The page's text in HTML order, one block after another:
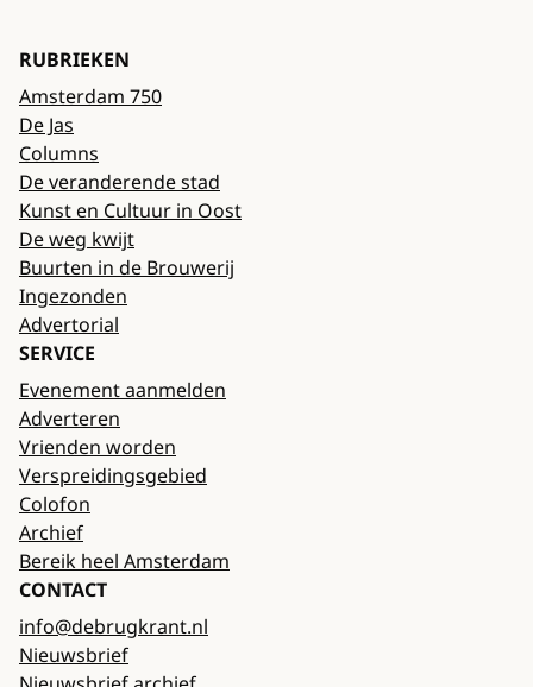
RUBRIEKEN
Amsterdam 750
De Jas
Columns
De veranderende stad
Kunst en Cultuur in Oost
De weg kwijt
Buurten in de Brouwerij
Ingezonden
Advertorial
SERVICE
Evenement aanmelden
Adverteren
Vrienden worden
Verspreidingsgebied
Colofon
Archief
Bereik heel Amsterdam
CONTACT
info@debrugkrant.nl
Nieuwsbrief